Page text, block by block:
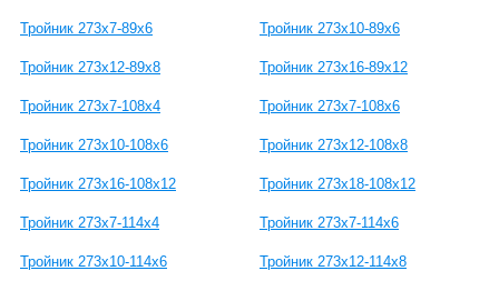
Тройник 273х7-89х6 Тройник 273х10-89х6
Тройник 273х12-89х8 Тройник 273х16-89х12
Тройник 273х7-108х4 Тройник 273х7-108х6
Тройник 273х10-108х6 Тройник 273х12-108х8
Тройник 273х16-108х12 Тройник 273х18-108х12
Тройник 273х7-114х4 Тройник 273х7-114х6
Тройник 273х10-114х6 Тройник 273х12-114х8